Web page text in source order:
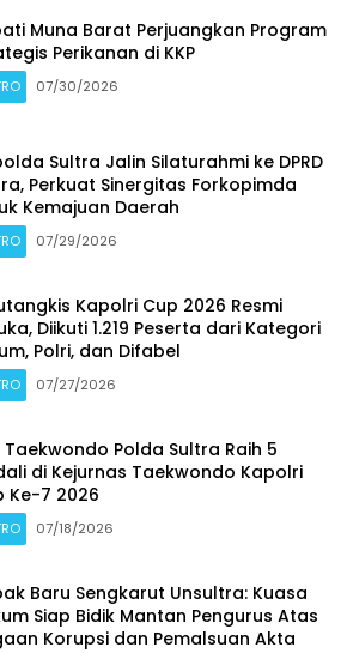
Muna Barat Perjuangkan Program
Perikanan di KKP
07/30/2026
Sultra Jalin Silaturahmi ke DPRD
Perkuat Sinergitas Forkopimda
Kemajuan Daerah
07/29/2026
Kapolri Cup 2026 Resmi
Diikuti 1.219 Peserta dari Kategori
Polri, dan Difabel
07/27/2026
Taekwondo Polda Sultra Raih 5
di Kejurnas Taekwondo Kapolri
Ke-7 2026
07/18/2026
Baru Sengkarut Unsultra: Kuasa
Siap Bidik Mantan Pengurus Atas
Korupsi dan Pemalsuan Akta